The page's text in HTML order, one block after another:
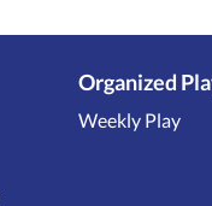
Organized
Weekly Play